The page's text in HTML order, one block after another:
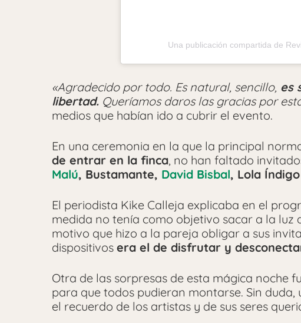
Una publicación compartida de
«Agradecido por todo. Es natural, sencillo, es
libertad. Queríamos daros las gracias por
medios que habían ido a cubrir el evento.
En una ceremonia en la que la principal
de entrar en la finca, no han faltado
Malú, Bustamante, David Bisbal, Lola
El periodista Kike Calleja explicaba en el
medida no tenía como objetivo sacar a la luz
motivo que hizo a la pareja obligar a sus
dispositivos era el de disfrutar y
Otra de las sorpresas de esta mágica noche
para que todos pudieran montarse. Sin
el recuerdo de los artistas y de sus seres